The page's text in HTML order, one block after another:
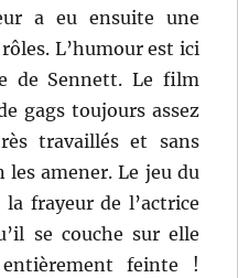
a eu ensuite une
L’humour est ici
de Sennett. Le film
gags toujours assez
travaillés et sans
les amener. Le jeu du
frayeur de l’actrice
se couche sur elle
feinte !